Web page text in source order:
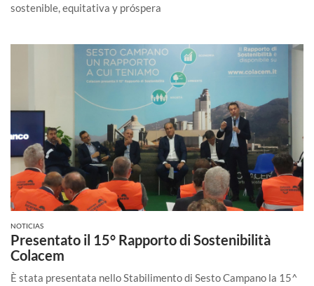
sostenible, equitativa y próspera
NOTICIAS
Presentato il 15° Rapporto di Sostenibilità
Colacem
È stata presentata nello Stabilimento di Sesto Campano la 15^